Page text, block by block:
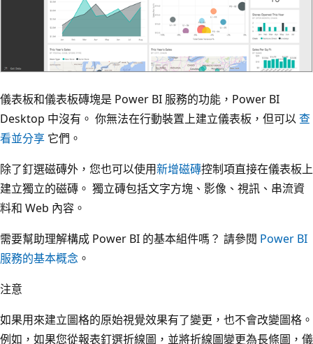
儀表板和儀表板磚塊是 Power BI 服務的功能，Power BI
Desktop 中沒有。 你無法在行動裝置上建立儀表板，但可以 查
看並分享 它們。
除了釘選磁磚外，您也可以使用新增磁磚控制項直接在儀表板上
建立獨立的磁磚。 獨立磚包括文字方塊、影像、視訊、串流資
料和 Web 內容。
需要幫助理解構成 Power BI 的基本組件嗎？ 請參閱 Power BI
服務的基本概念 。
注意
如果用來建立圖格的原始視覺效果有了變更，也不會改變圖格。
例如，如果您從報表釘選折線圖，並將折線圖變更為長條圖，儀